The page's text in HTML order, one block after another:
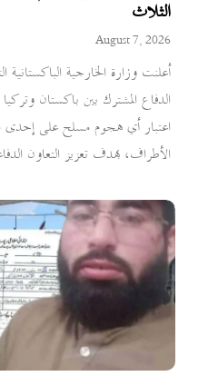
الثلاث
August 7, 2026
أعلنت وزارة الخارجية
الدفاع المشترك بين باكستان
اعتبار أي هجوم مسلح على إحدى
الأطراف، بهدف تعزيز التعاون